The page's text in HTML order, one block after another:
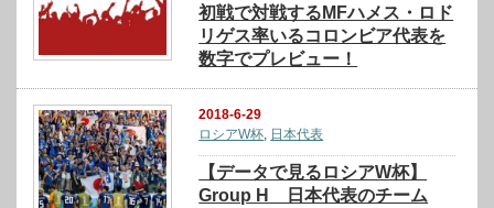
初戦で対戦するMFハメス・ロド
リゲス率いるコロンビア代表を
数字でプレビュー！
2018-6-29
ロシアW杯, 日本代表
【データで見るロシアW杯】
Group H 日本代表のチーム